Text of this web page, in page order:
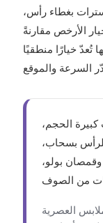
بغطاء رأس،
الأرخص مقارنةً
تُعدّ خيارًا منطقيًا
الحجم،
بسحاب،
بولو،
العصرية